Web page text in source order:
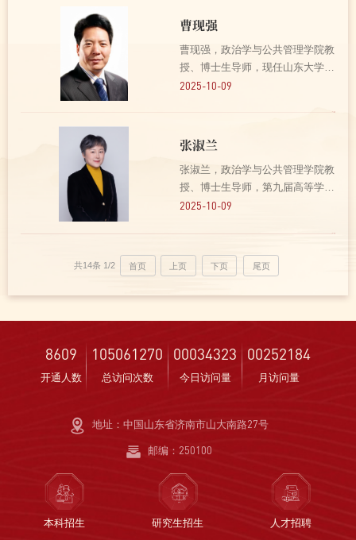
山东大学古籍所研究生，1987年
毕业留校，担任王绍曾教授的助
手...
曹现强
曹现强，政治学与公共管理学院教
授、博士生导师，现任山东大学党
委常委、副校长，兼任中国行政管
究会理事、山东省行政管理学会副
会长、山东省公共管理...
2025-10-09
张淑兰
张淑兰，政治学与公共管理学院教
授、博士生导师，第九届高等学校
科学研究优秀成果奖（人文社会科
学巴基斯坦研究中心主任、教育部
备案中心山东大学南亚研...
2025-10-09
共14条 1/2 首页 上页 下页 尾页
8609
开通人数
105061270
总访问次数
00034323
今日访问量
00252184
月访问量
地址：中国山东省济南市山大南路27号
邮编：250100
本科招生 研究生招生 人才招聘